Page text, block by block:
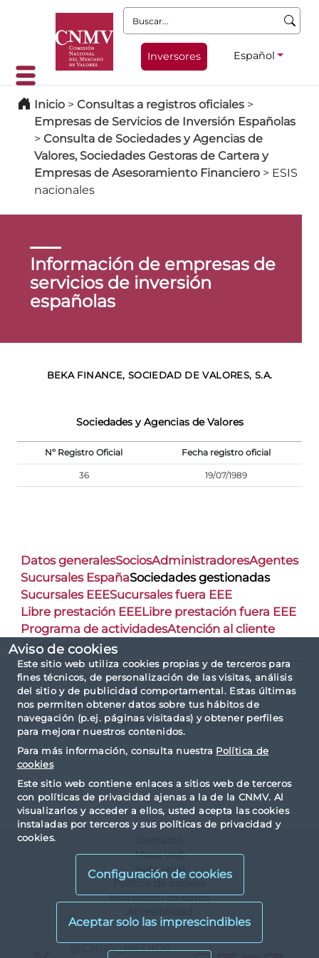
Aviso de cookies
Este sitio web utiliza cookies propias y de terceros para
fines técnicos, de personalización de las visitas, análisis
del sitio y de publicidad comportamental. Estas últimas
nos permiten obtener datos sobre tus hábitos de
navegación (p.ej. páginas visitadas) y obtener perfiles
para mejorar nuestros contenidos.
Para más información, consulta nuestra Política de
cookies
Este sitio web contiene enlaces a sitios web de terceros
con políticas de privacidad ajenas a la de la CNMV. Al
visualizarlos y acceder a ellos, usted acepta las cookies
instaladas por terceros y sus políticas de privacidad y
cookies.
Configuración de cookies
Buscar:
Inversores Español
Inicio > Consultas a registros oficiales >
Empresas de Servicios de Inversión Españolas
> Consulta de Sociedades y Agencias de
Valores, Sociedades Gestoras de Cartera y
Empresas de Asesoramiento Financiero > ESIS
nacionales
Información de empresas de
servicios de inversión
españolas
BEKA FINANCE, SOCIEDAD DE VALORES, S.A.
Sociedades y Agencias de Valores
Nº Registro Oficial Fecha registro oficial
36 19/07/1989
Datos generalesSociosAdministradoresAgentes
Sucursales EspañaSociedades gestionadas
Sucursales EEESucursales fuera EEE
Libre prestación EEELibre prestación fuera EEE
Programa de actividadesAtención al cliente
Auditorías
Sociedades de inversión gestionadas
No se han encontrado datos disponibles
Mapa web
Nota legal
Política de cookies
Protección de datos
@CNMV_MEDIOS